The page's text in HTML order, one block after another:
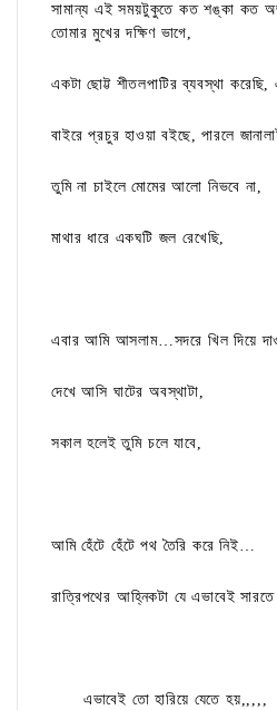
সামান্য এই সময়টুকুতে কত শঙ্কা কত
তোমার মুখের দক্ষিণ ভাগে,
একটা ছোট্ট শীতলপাটির ব্যবস্থা
বাইরে প্রচুর হাওয়া বইছে, পারলে
তুমি না চাইলে মোমের আলো নিভবে না,
মাথার ধারে একঘটি জল রেখেছি,
এবার আমি আসলাম…সদরে খিল দিয়ে
দেখে আসি ঘাটের অবস্থাটা,
সকাল হলেই তুমি চলে যাবে,
আমি হেঁটে হেঁটে পথ তৈরি করে নিই…
রাত্রিপথের আহ্নিকটা যে এভাবেই
এভাবেই তো হারিয়ে যেতে হয়,,,,,